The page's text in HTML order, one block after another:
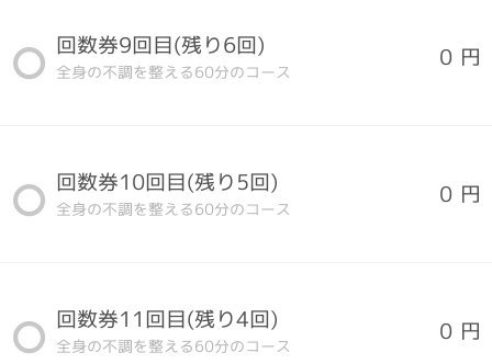
回数券9回目(残り6回)
全身の不調を整える60分のコース
0 円
回数券10回目(残り5回)
全身の不調を整える60分のコース
0 円
回数券11回目(残り4回)
全身の不調を整える60分のコース
0 円